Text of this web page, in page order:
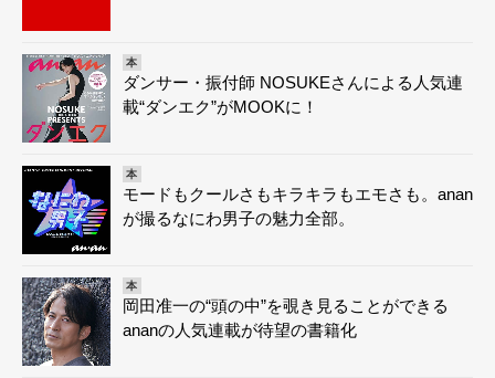
本
ダンサー・振付師 NOSUKEさんによる人気連
載“ダンエク”がMOOKに！
本
モードもクールさもキラキラもエモさも。anan
が撮るなにわ男子の魅力全部。
本
岡田准一の“頭の中”を覗き見ることができる
ananの人気連載が待望の書籍化